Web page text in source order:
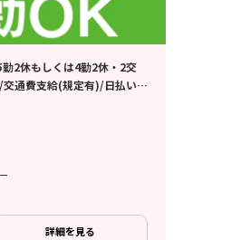
2休もしくは4勤2休・2交
通費支給(規定有)/日払い・
詳細を見る